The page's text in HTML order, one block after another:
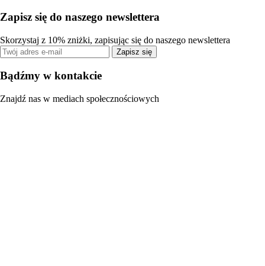
Zapisz się do naszego newslettera
Skorzystaj z 10% zniżki, zapisując się do naszego newslettera
Zapisz się
Bądźmy w kontakcie
Znajdź nas w mediach społecznościowych